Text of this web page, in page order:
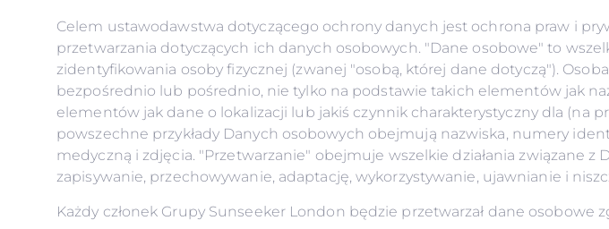
Celem ustawodawstwa dotyczącego ochrony danych jest ochrona praw i
przetwarzania dotyczących ich danych osobowych. "Dane osobowe" to
zidentyfikowania osoby fizycznej (zwanej "osobą, której dane dotyczą").
bezpośrednio lub pośrednio, nie tylko na podstawie takich elementów jak
elementów jak dane o lokalizacji lub jakiś czynnik charakterystyczny dla (na
powszechne przykłady Danych osobowych obejmują nazwiska, numery
medyczną i zdjęcia. "Przetwarzanie" obejmuje wszelkie działania związane
zapisywanie, przechowywanie, adaptację, wykorzystywanie, ujawnianie i
Każdy członek Grupy Sunseeker London będzie przetwarzał dane